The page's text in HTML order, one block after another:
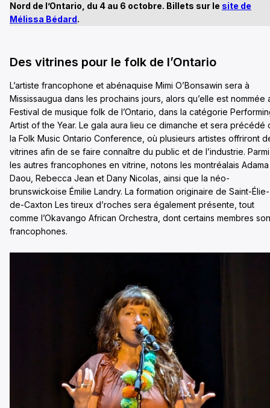
Nord de l’Ontario, du 4 au 6 octobre. Billets sur le site de
Mélissa Bédard.
Des vitrines pour le folk de l’Ontario
L’artiste francophone et abénaquise Mimi O’Bonsawin sera à
Mississaugua dans les prochains jours, alors qu’elle est nommée
Festival de musique folk de l’Ontario, dans la catégorie
Artist of the Year. Le gala aura lieu ce dimanche et sera précédé
la Folk Music Ontario Conference, où plusieurs artistes offriront
vitrines afin de se faire connaître du public et de l’industrie. Parmi
les autres francophones en vitrine, notons les montréalais Adama
Daou, Rebecca Jean et Dany Nicolas, ainsi que la néo-
brunswickoise Émilie Landry. La formation originaire de Saint-Élie-
de-Caxton Les tireux d’roches sera également présente, tout
comme l’Okavango African Orchestra, dont certains membres
francophones.